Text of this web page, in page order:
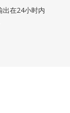
出在24小时内